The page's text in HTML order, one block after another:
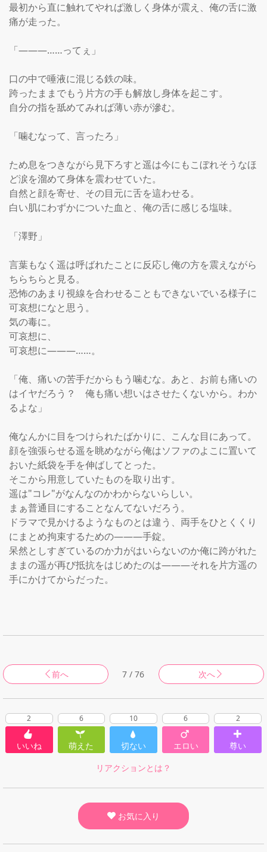
最初から直に触れてやれば激しく身体が震え、俺の舌に激
痛が走った。
「―――……ってぇ」
口の中で唾液に混じる鉄の味。
跨ったままでもう片方の手も解放し身体を起こす。
自分の指を舐めてみれば薄い赤が滲む。
「噛むなって、言ったろ」
ため息をつきながら見下ろすと遥は今にもこぼれそうなほ
ど涙を溜めて身体を震わせていた。
自然と顔を寄せ、その目元に舌を這わせる。
白い肌にわずかについた血と、俺の舌に感じる塩味。
「澤野」
言葉もなく遥は呼ばれたことに反応し俺の方を震えながら
ちらちらと見る。
恐怖のあまり視線を合わせることもできないでいる様子に
可哀想になと思う。
気の毒に。
可哀想に、
可哀想に―――……。
「俺、痛いの苦手だからもう噛むな。あと、お前も痛いの
はイヤだろう？　俺も痛い想いはさせたくないから。わか
るよな」
俺なんかに目をつけられたばかりに、こんな目にあって。
顔を強張らせる遥を眺めながら俺はソファのよこに置いて
おいた紙袋を手を伸ばしてとった。
そこから用意していたものを取り出す。
遥は"コレ"がなんなのかわからないらしい。
まぁ普通目にすることなんてないだろう。
ドラマで見かけるようなものとは違う、両手をひとくくり
にまとめ拘束するための―――手錠。
呆然としすぎているのか力がはいらないのか俺に跨がれた
ままの遥が再び抵抗をはじめたのは―――それを片方遥の
手にかけてからだった。
前へ 7 / 76 次へ
2
いいね
6
萌えた
10
切ない
6
エロい
2
尊い
リアクションとは？
お気に入り